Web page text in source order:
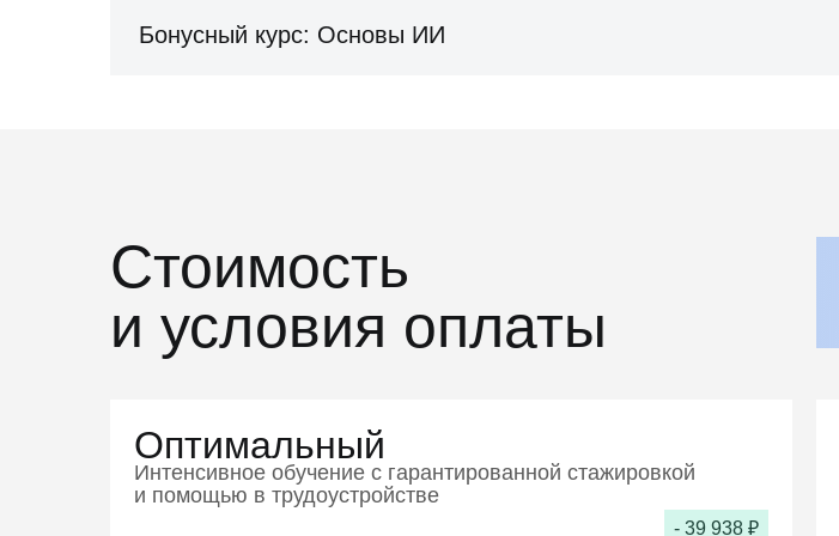
Бонусный курс: Основы ИИ
Стоимость
и условия оплаты
Оптимальный
Интенсивное обучение с гарантированной стажировкой
и помощью в трудоустройстве
- 39 938 ₽